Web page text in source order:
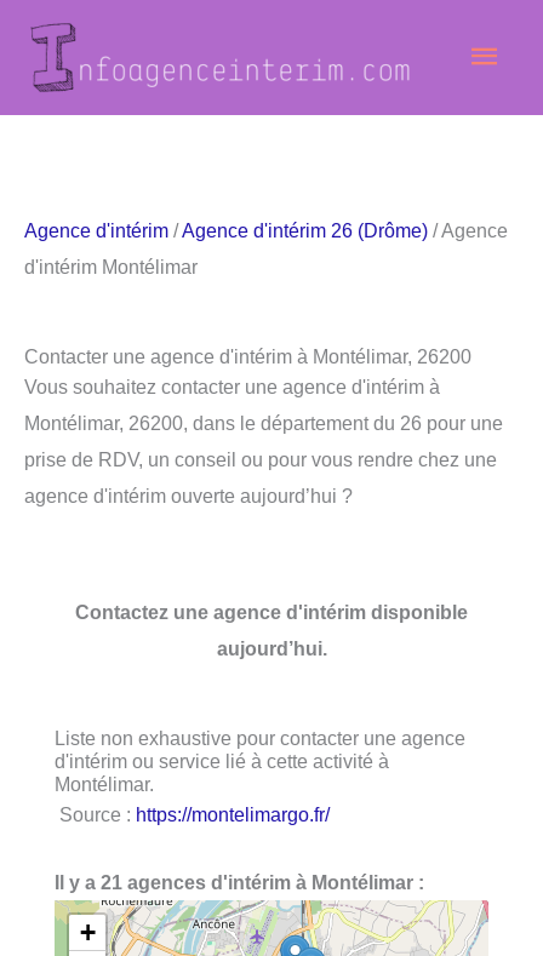
contenu
Agence d'intérim /Agence d'intérim 26 (Drôme) / Agence
d'intérim Montélimar
Contacter une agence d'intérim à Montélimar, 26200
Vous souhaitez contacter une agence d'intérim à
Montélimar, 26200, dans le département du 26 pour une
prise de RDV, un conseil ou pour vous rendre chez une
agence d'intérim ouverte aujourd’hui ?
Contactez une agence d'intérim disponible
aujourd’hui.
Liste non exhaustive pour contacter une agence
d'intérim ou service lié à cette activité à
Montélimar.
Source : https://montelimargo.fr/
Il y a 21 agences d'intérim à Montélimar :
+